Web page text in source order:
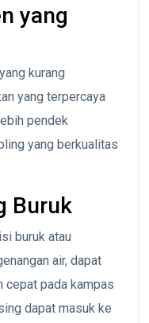
yang
kurang
yang terpercaya
pendek
yang berkualitas
Buruk
buruk atau
air, dapat
cepat pada kampas
dapat masuk ke